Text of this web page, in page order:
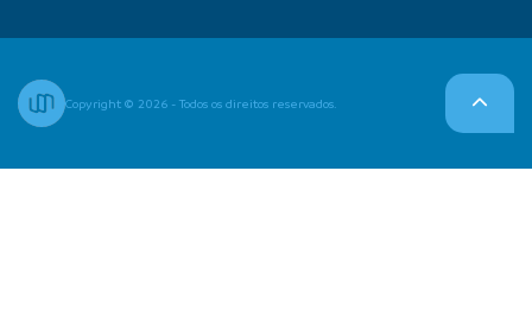
Copyright © 2026 - Todos os direitos reservados.